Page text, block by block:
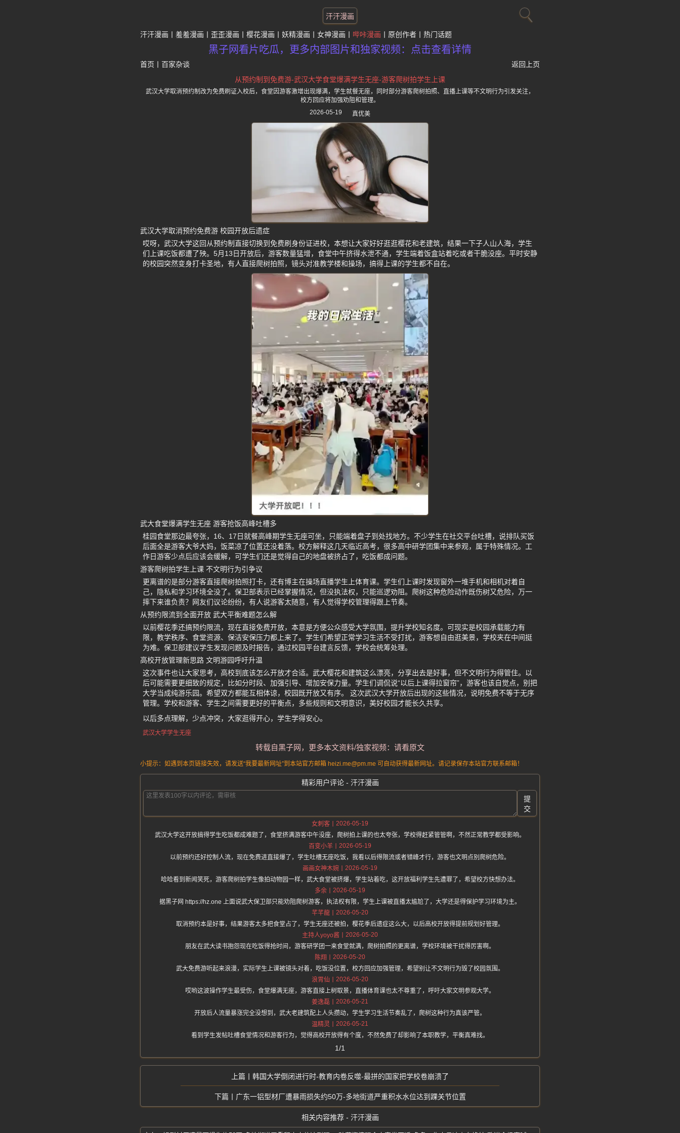
汗汗漫画
汗汗漫画 羞羞漫画 歪歪漫画 樱花漫画 妖精漫画 女神漫画 哔咔漫画 原创作者 热门话题
黑子网看片吃瓜，更多内部图片和独家视频：点击查看详情
首页 百家杂谈
返回上页
从预约制到免费游-武汉大学食堂爆满学生无座-游客爬树拍学生上课
武汉大学取消预约制改为免费刷证入校后，食堂因游客激增出现爆满，学生就餐无座，同时部分游客爬树拍照、直播上课等不文明行为引发关注，
校方回应将加强劝阻和管理。
2026-05-19
真优美
武汉大学取消预约免费游 校园开放后遗症
哎呀，武汉大学这回从预约制直接切换到免费刷身份证进校，本想让大家好好逛逛樱花和老建筑，结果一下子人山人海，学生
们上课吃饭都遭了殃。5月13日开放后，游客数量猛增，食堂中午挤得水泄不通，学生端着饭盒站着吃或者干脆没座。平时安静
的校园突然变身打卡圣地，有人直接爬树拍照，镜头对准教学楼和操场，搞得上课的学生都不自在。
武大食堂爆满学生无座 游客抢饭高峰吐槽多
桂园食堂那边最夸张，16、17日就餐高峰期学生无座可坐，只能端着盘子到处找地方。不少学生在社交平台吐槽，说排队买饭
后面全是游客大爷大妈，饭菜凉了位置还没着落。校方解释这几天临近高考，很多高中研学团集中来参观，属于特殊情况。工
作日游客少点后应该会缓解，可学生们还是觉得自己的地盘被挤占了，吃饭都成问题。
游客爬树拍学生上课 不文明行为引争议
更离谱的是部分游客直接爬树拍照打卡，还有博主在操场直播学生上体育课。学生们上课时发现窗外一堆手机和相机对着自
己，隐私和学习环境全没了。保卫部表示已经掌握情况，但没执法权，只能巡逻劝阻。爬树这种危险动作既伤树又危险，万一
摔下来谁负责？网友们议论纷纷，有人说游客太随意，有人觉得学校管理得跟上节奏。
从预约限流到全面开放 武大平衡难题怎么解
以前樱花季还搞预约限流，现在直接免费开放，本意是方便公众感受大学氛围，提升学校知名度。可现实是校园承载能力有
限，教学秩序、食堂资源、保洁安保压力都上来了。学生们希望正常学习生活不受打扰，游客想自由逛美景，学校夹在中间挺
为难。保卫部建议学生发现问题及时报告，通过校园平台建言反馈，学校会统筹处理。
高校开放管理新思路 文明游园呼吁升温
这次事件也让大家思考，高校到底该怎么开放才合适。武大樱花和建筑这么漂亮，分享出去是好事，但不文明行为得管住。以
后可能需要更细致的规定，比如分时段、加强引导、增加安保力量。学生们调侃说“以后上课得拉窗帘”，游客也该自觉点，别把
大学当成纯游乐园。希望双方都能互相体谅，校园既开放又有序。 这次武汉大学开放后出现的这些情况，说明免费不等于无序
管理。学校和游客、学生之间需要更好的平衡点，多些规则和文明意识，美好校园才能长久共享。
以后多点理解，少点冲突，大家逛得开心，学生学得安心。
武汉大学学生无座
转载自黑子网，更多本文资料/独家视频：请看原文
小提示：如遇到本页链接失效，请发送“我要最新网址”到本站官方邮箱 heizi.me@pm.me 可自动获得最新网址。请记录保存本站官方联系邮箱！
精彩用户评论 - 汗汗漫画
提
交
女刺客
2026-05-19
武汉大学这开放搞得学生吃饭都成难题了，食堂挤满游客中午没座，爬树拍上课的也太夸张，学校得赶紧管管啊，不然正常教学都受影响。
百变小羊
2026-05-19
以前预约还好控制人流，现在免费进直接爆了，学生吐槽无座吃饭，我看以后得限流或者错峰才行，游客也文明点别爬树危险。
画画女神木婉
2026-05-19
哈哈看到新闻笑死，游客爬树拍学生像拍动物园一样，武大食堂被挤爆，学生站着吃，这开放福利学生先遭罪了，希望校方快想办法。
多余
2026-05-19
据黑子网 https://hz.one 上面说武大保卫部只能劝阻爬树游客，执法权有限，学生上课被直播太尴尬了，大学还是得保护学习环境为主。
芊芊龍
2026-05-20
取消预约本是好事，结果游客太多把食堂占了，学生无座还被拍，樱花季后遗症这么大，以后高校开放得提前规划好管理。
主持人yoyo酱
2026-05-20
朋友在武大读书抱怨现在吃饭得抢时间，游客研学团一来食堂就满，爬树拍照的更离谱，学校环境被干扰得厉害啊。
陈翔
2026-05-20
武大免费游听起来浪漫，实际学生上课被镜头对着，吃饭没位置，校方回应加强管理，希望别让不文明行为毁了校园氛围。
浪胃仙
2026-05-20
哎哟这波操作学生最受伤，食堂爆满无座，游客直接上树取景，直播体育课也太不尊重了，呼吁大家文明参观大学。
姜逸磊
2026-05-21
开放后人流量暴涨完全没想到，武大老建筑配上人头攒动，学生学习生活节奏乱了，爬树这种行为真该严管。
温精灵
2026-05-21
看到学生发帖吐槽食堂情况和游客行为，觉得高校开放得有个度，不然免费了却影响了本职教学，平衡真难找。
1/1
韩国大学倒闭进行时-教育内卷反噬-最拼的国家把学校卷崩溃了
广东一铝型材厂遭暴雨损失约50万-多地街道严重积水水位达到踝关节位置
相关内容推荐 - 汗汗漫画